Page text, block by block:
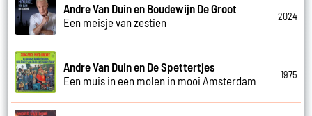
Andre Van Duin en Boudewijn De Groot
Een meisje van zestien
2024
Andre Van Duin en De Spettertjes
Een muis in een molen in mooi Amsterdam
1975